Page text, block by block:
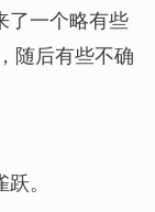
了一个略有些
随后有些不确
。